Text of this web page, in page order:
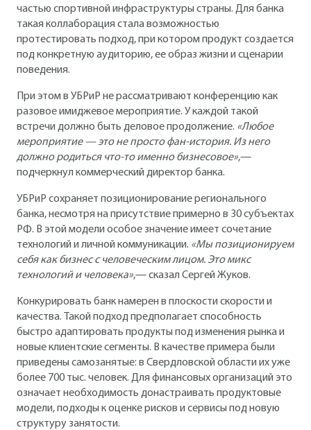
частью спортивной инфраструктуры страны. Для банка
такая коллаборация стала возможностью
протестировать подход, при котором продукт создается
под конкретную аудиторию, ее образ жизни и сценарии
поведения.
При этом в УБРиР не рассматривают конференцию как
разовое имиджевое мероприятие. У каждой такой
встречи должно быть деловое продолжение. «Любое
мероприятие — это не просто фан-история. Из него
должно родиться что-то именно бизнесовое»,—
подчеркнул коммерческий директор банка.
УБРиР сохраняет позиционирование регионального
банка, несмотря на присутствие примерно в 30 субъектах
РФ. В этой модели особое значение имеет сочетание
технологий и личной коммуникации. «Мы позиционируем
себя как бизнес с человеческим лицом. Это микс
технологий и человека»,— сказал Сергей Жуков.
Конкурировать банк намерен в плоскости скорости и
качества. Такой подход предполагает способность
быстро адаптировать продукты под изменения рынка и
новые клиентские сегменты. В качестве примера были
приведены самозанятые: в Свердловской области их уже
более 700 тыс. человек. Для финансовых организаций это
означает необходимость донастраивать продуктовые
модели, подходы к оценке рисков и сервисы под новую
структуру занятости.